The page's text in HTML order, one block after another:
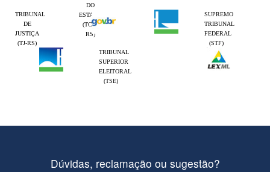
DO
ESTADO
(TCE-
RS)
TRIBUNAL
DE
JUSTIÇA
(TJ-RS)
SUPREMO
TRIBUNAL
FEDERAL
(STF)
TRIBUNAL
SUPERIOR
ELEITORAL
(TSE)
Dúvidas, reclamação ou sugestão?